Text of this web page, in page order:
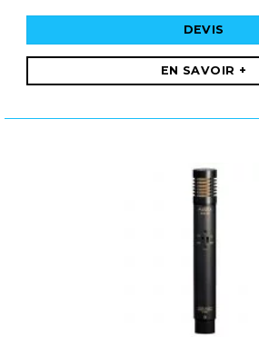
DEVIS
EN SAVOIR +